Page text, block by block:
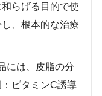
らげる目的で使
、根本的な治療
には、皮脂の分
ビタミンC誘導